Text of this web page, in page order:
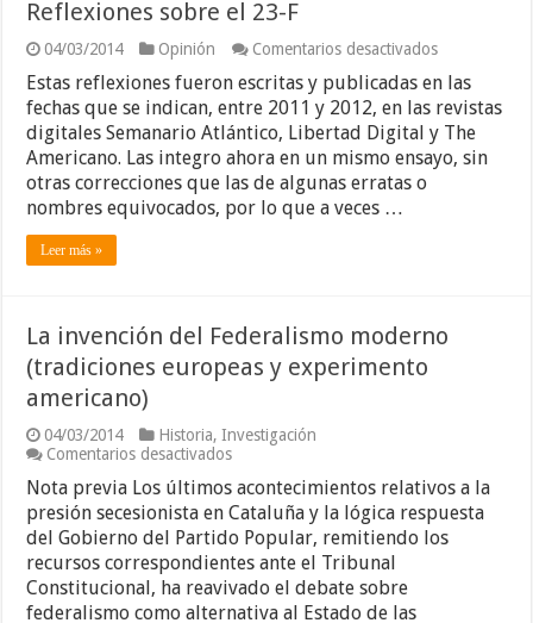
Reflexiones sobre el 23-F
04/03/2014 Opinión Comentarios desactivadosen
sobre
el
23-
Estas reflexiones fueron escritas y publicadas en las
fechas que se indican, entre 2011 y 2012, en las revistas
digitales Semanario Atlántico, Libertad Digital y The
Americano. Las integro ahora en un mismo ensayo, sin
otras correcciones que las de algunas erratas o
nombres equivocados, por lo que a veces …
Leer más »
La invención del Federalismo moderno
(tradiciones europeas y experimento
americano)
04/03/2014 Historia,Investigación
Comentarios desactivadosen
invención
del
Federalismo
moderno
(tradiciones
europeas
y
Nota previa Los últimos acontecimientos relativos a la
presión secesionista en Cataluña y la lógica respuesta
del Gobierno del Partido Popular, remitiendo los
recursos correspondientes ante el Tribunal
Constitucional, ha reavivado el debate sobre
federalismo como alternativa al Estado de las